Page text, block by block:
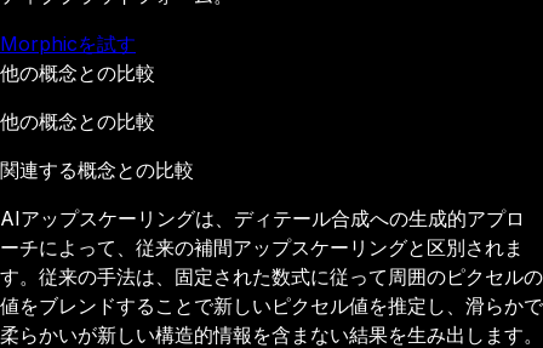
Morphicを試す
他の概念との比較
他の概念との比較
関連する概念との比較
AIアップスケーリングは、ディテール合成への生成的アプロ
ーチによって、従来の補間アップスケーリングと区別されま
す。従来の手法は、固定された数式に従って周囲のピクセルの
値をブレンドすることで新しいピクセル値を推定し、滑らかで
柔らかいが新しい構造的情報を含まない結果を生み出します。